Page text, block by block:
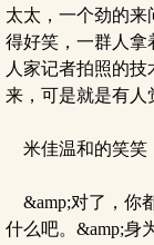
太太，一个劲的来
得好笑，一群人拿
人家记者拍照的
来，可是就是有人
米佳温和的笑笑
&amp;对了，你
什么吧。&amp;身